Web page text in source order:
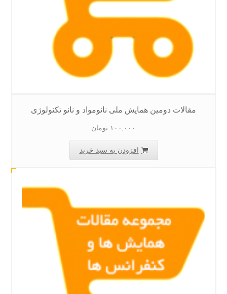
مقالات دومین همایش ملی نانومواد و نانو تکنولوژی
۱۰۰,۰۰۰ تومان
افزودن به سبد خرید